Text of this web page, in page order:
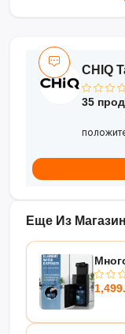
м —
при
—
заправка
кг
работы
Еще Из
CHIQ
35